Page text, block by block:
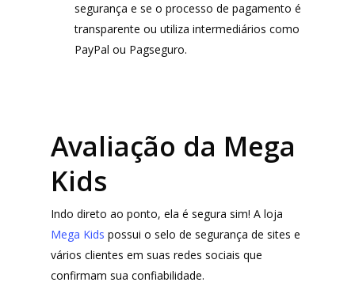
segurança e se o processo de pagamento é
transparente ou utiliza intermediários como
PayPal ou Pagseguro.
Avaliação da Mega
Kids
Indo direto ao ponto, ela é segura sim! A loja
Mega Kids possui o selo de segurança de sites e
vários clientes em suas redes sociais que
confirmam sua confiabilidade.